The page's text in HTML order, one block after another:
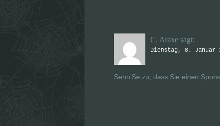
C. Araxe sagt:
Dienstag, 8. Januar
Sehn’Se zu, dass Sie einen